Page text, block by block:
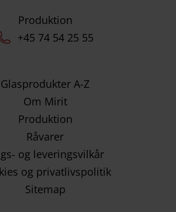
Produktion
+45 74 54 25 55
Glasprodukter A-Z
Om Mirit
Produktion
Råvarer
og leveringsvilkår
og privatlivspolitik
Sitemap